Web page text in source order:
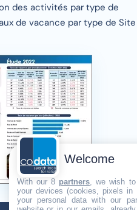
des activités par type de
de vacance par type de Site
Welcome
With our 8 partners , we wish
your devices (cookies, pixels
your personal data with our